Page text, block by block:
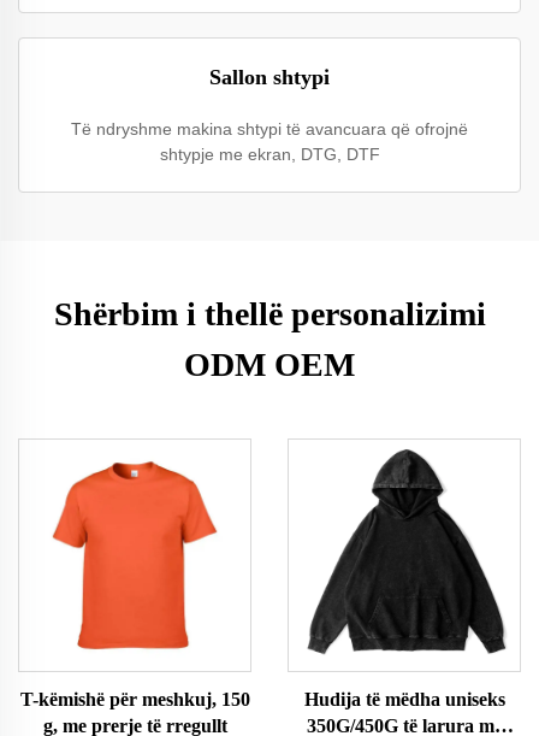
Sallon shtypi
Të ndryshme makina shtypi të avancuara që ofrojnë
shtypje me ekran, DTG, DTF
Shërbim i thellë personalizimi
ODM OEM
T-këmishë për meshkuj, 150
g, me prerje të rregullt
Hudija të mëdha uniseks
350G/450G të larura me